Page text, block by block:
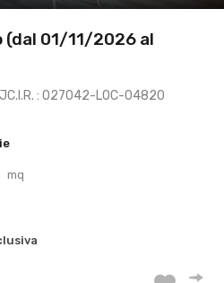
(dal 01/11/2026 al
: 027042-LOC-04820
mq